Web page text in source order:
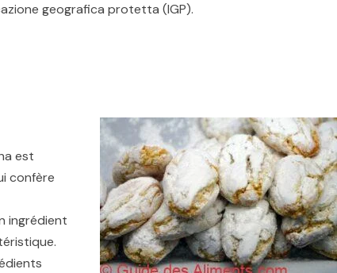
geografica protetta (IGP).
est
confère
ingrédient